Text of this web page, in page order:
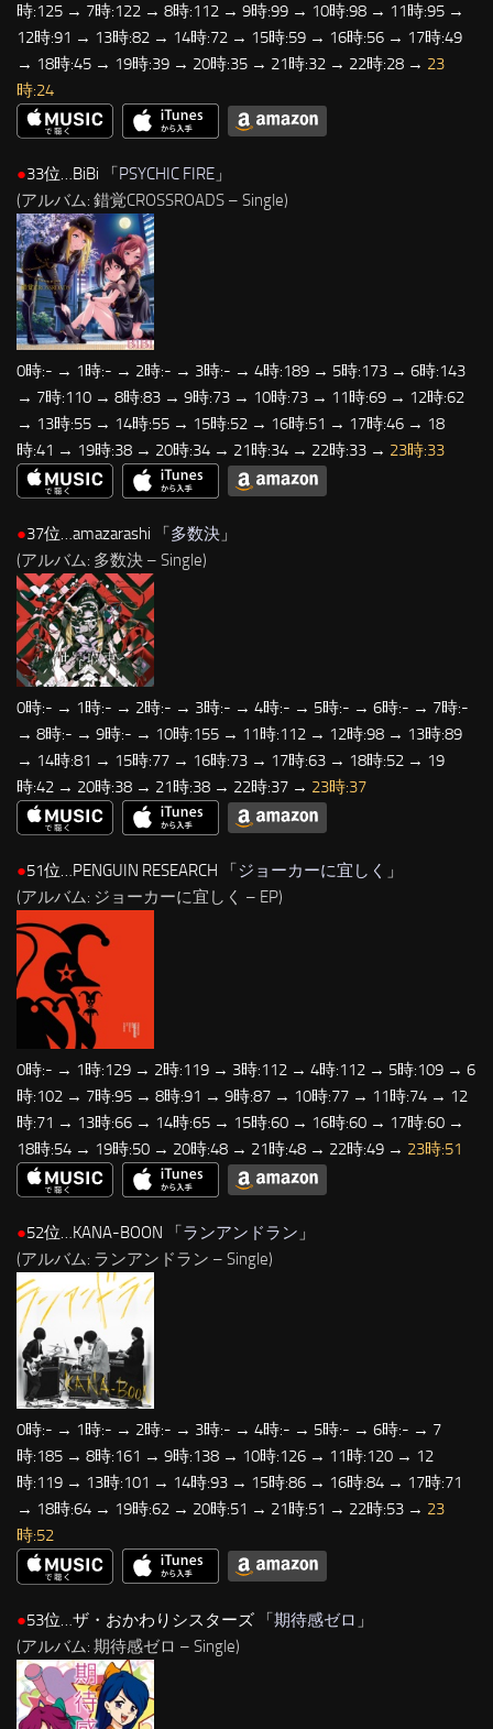
時:125 → 7時:122 → 8時:112 → 9時:99 → 10時:98 → 11時:95 →
12時:91 → 13時:82 → 14時:72 → 15時:59 → 16時:56 → 17時:49
→ 18時:45 → 19時:39 → 20時:35 → 21時:32 → 22時:28 → 23
時:24
●33位…BiBi 「PSYCHIC FIRE 」
(アルバム: 錯覚CROSSROADS – Single)
0時:- → 1時:- → 2時:- → 3時:- → 4時:189 → 5時:173 → 6時:143
→ 7時:110 → 8時:83 → 9時:73 → 10時:73 → 11時:69 → 12時:62
→ 13時:55 → 14時:55 → 15時:52 → 16時:51 → 17時:46 → 18
時:41 → 19時:38 → 20時:34 → 21時:34 → 22時:33 → 23時:33
●37位…amazarashi 「多数決 」
(アルバム: 多数決 – Single)
0時:- → 1時:- → 2時:- → 3時:- → 4時:- → 5時:- → 6時:- → 7時:-
→ 8時:- → 9時:- → 10時:155 → 11時:112 → 12時:98 → 13時:89
→ 14時:81 → 15時:77 → 16時:73 → 17時:63 → 18時:52 → 19
時:42 → 20時:38 → 21時:38 → 22時:37 → 23時:37
●51位…PENGUIN RESEARCH 「ジョーカーに宜しく 」
(アルバム: ジョーカーに宜しく – EP)
0時:- → 1時:129 → 2時:119 → 3時:112 → 4時:112 → 5時:109 → 6
時:102 → 7時:95 → 8時:91 → 9時:87 → 10時:77 → 11時:74 → 12
時:71 → 13時:66 → 14時:65 → 15時:60 → 16時:60 → 17時:60 →
18時:54 → 19時:50 → 20時:48 → 21時:48 → 22時:49 → 23時:51
●52位…KANA-BOON 「ランアンドラン 」
(アルバム: ランアンドラン – Single)
0時:- → 1時:- → 2時:- → 3時:- → 4時:- → 5時:- → 6時:- → 7
時:185 → 8時:161 → 9時:138 → 10時:126 → 11時:120 → 12
時:119 → 13時:101 → 14時:93 → 15時:86 → 16時:84 → 17時:71
→ 18時:64 → 19時:62 → 20時:51 → 21時:51 → 22時:53 → 23
時:52
●53位…ザ・おかわりシスターズ 「期待感ゼロ 」
(アルバム: 期待感ゼロ – Single)